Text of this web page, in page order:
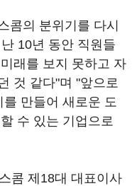
콤의 분위기를 다시
10년 동안 직원들
래를 보지 못하고 자
것 같다"며 "앞으로
만들어 새로운 도
수 있는 기업으로
콤 제18대 대표이사